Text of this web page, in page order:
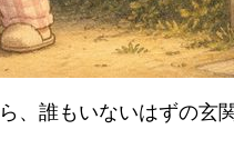
、誰もいないはずの玄